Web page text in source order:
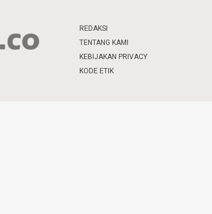
REDAKSI
TENTANG KAMI
KEBIJAKAN PRIVACY
KODE ETIK